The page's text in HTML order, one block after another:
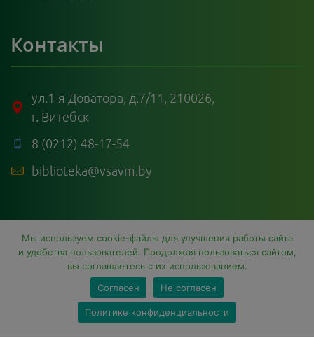
Контакты
ул.1-я Доватора, д.7/11, 210026,
г. Витебск
8 (0212) 48-17-54
biblioteka@vsavm.by
© 2026 Библиотека УО ВГАВМ. Все права защищены.
Мы используем cookie-файлы для улучшения работы сайта
и удобства пользователей. Продолжая пользоваться сайтом,
вы соглашаетесь с их использованием.
Согласен
Не согласен
Политике конфиденциальности